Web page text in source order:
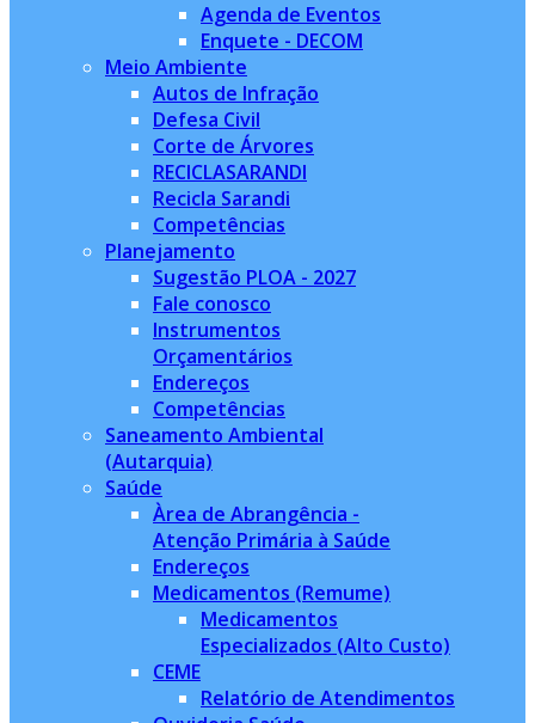
Agenda de Eventos
Enquete - DECOM
Meio Ambiente
Autos de Infração
Defesa Civil
Corte de Árvores
RECICLASARANDI
Recicla Sarandi
Competências
Planejamento
Sugestão PLOA - 2027
Fale conosco
Instrumentos
Orçamentários
Endereços
Competências
Saneamento Ambiental
(Autarquia)
Saúde
Àrea de Abrangência -
Atenção Primária à Saúde
Endereços
Medicamentos (Remume)
Medicamentos
Especializados (Alto Custo)
CEME
Relatório de Atendimentos